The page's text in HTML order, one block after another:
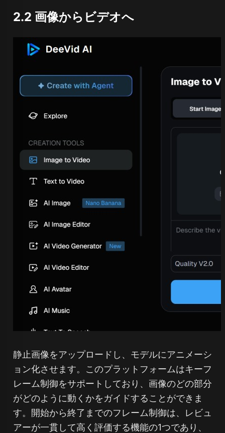
2.2 画像からビデオへ
静止画像をアップロードし、モデルにアニメーシ
ョン化させます。このプラットフォームはキーフ
レーム制御をサポートしており、画像のどの部分
がどのように動くかをガイドすることができま
す。開始から終了までのフレーム制御は、レビュ
アーが一貫して高く評価する機能の1つであり、